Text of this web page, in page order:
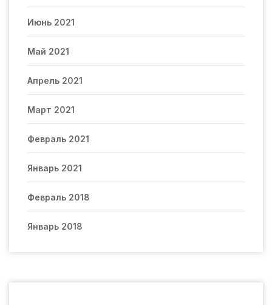
Июнь 2021
Май 2021
Апрель 2021
Март 2021
Февраль 2021
Январь 2021
Февраль 2018
Январь 2018